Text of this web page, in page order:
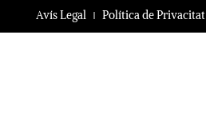
Avís Legal Política de Privacitat